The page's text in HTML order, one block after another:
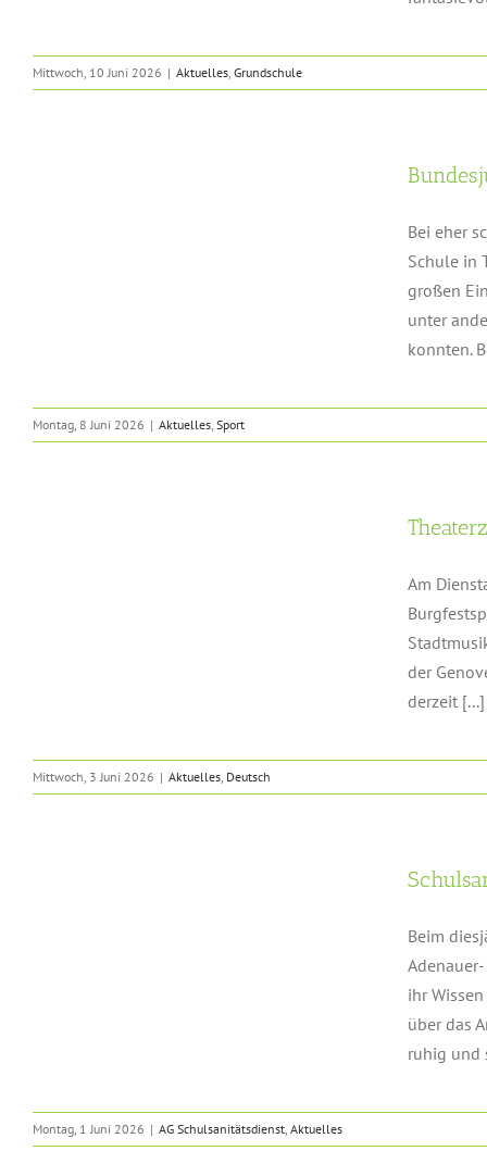
Mittwoch, 10 Juni 2026 | Aktuelles, Grundschule
Bei eher
Schule in
großen
unter
konnten.
Montag, 8 Juni 2026 | Aktuelles, Sport
Am
der
derzeit [...]
Mittwoch, 3 Juni 2026 | Aktuelles, Deutsch
Beim
ihr
über das
ruhig und
Montag, 1 Juni 2026 | AG Schulsanitätsdienst, Aktuelles